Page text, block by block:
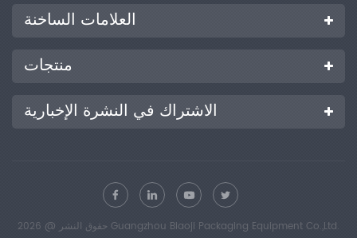
العلامات الساخنة
منتجات
الاشتراك في النشرة الإخبارية
حقوق النشر @ 2026 Guangzhou Biaoji Packaging Equipment Co.,Ltd.